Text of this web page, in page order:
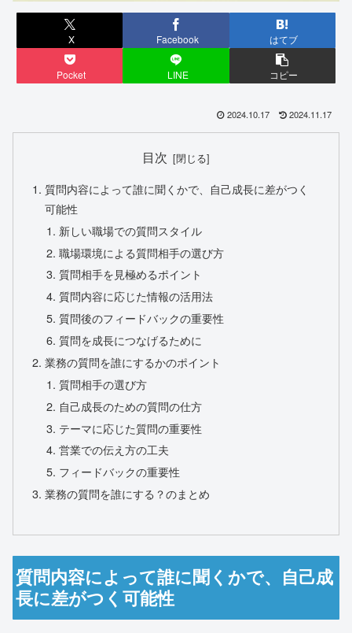
X Facebook はてブ
Pocket LINE コピー
2024.10.17 2024.11.17
目次
質問内容によって誰に聞くかで、自己成長に差がつく
可能性
新しい職場での質問スタイル
職場環境による質問相手の選び方
質問相手を見極めるポイント
質問内容に応じた情報の活用法
質問後のフィードバックの重要性
質問を成長につなげるために
業務の質問を誰にするかのポイント
質問相手の選び方
自己成長のための質問の仕方
テーマに応じた質問の重要性
営業での伝え方の工夫
フィードバックの重要性
業務の質問を誰にする？のまとめ
質問内容によって誰に聞くかで、自己成
長に差がつく可能性